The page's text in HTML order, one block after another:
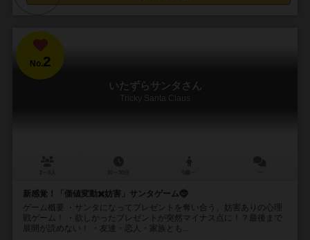
No.2
いたずらサンタさん
Tricky Santa Claus
新感覚！「価値変動✖️妨害」サンタゲーム🤶
ゲーム概要 ・サンタになってプレゼントを奪い合う、妨害ありの心理
戦ゲーム！ ・欲しかったプレゼントが突然マイナス点に！？最後まで
展開が読めない！ ・友達・恋人・家族とも...